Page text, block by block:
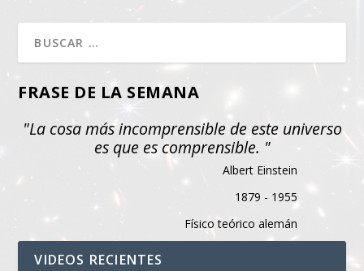
FRASE DE LA SEMANA
"La cosa más incomprensible de este universo
es que es comprensible. "
Albert Einstein
1879 - 1955
Físico teórico alemán
VIDEOS RECIENTES